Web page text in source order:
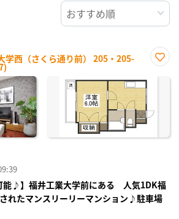
学西（さくら通り前） 205・205-
に入
能♪】福井工業大学前にある 人気1DK福
れたマンスリーリーマンション♪駐車場